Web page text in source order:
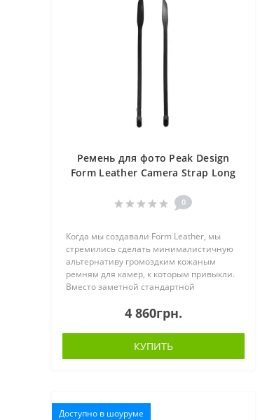
Ремень для фото Peak Design
Form Leather Camera Strap Long
0
Когда мы создавали Form Leather, мы
стремились сделать минималистичную
альтернативу громоздким кожаным
ремням для камер, к которым привыкли.
Вместо заметной стандартной
массивных заклёпок, напоминающих
4 860грн.
КУПИТЬ
Доступно в шоуруме